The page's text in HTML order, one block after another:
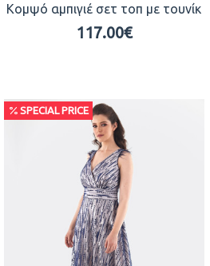
Κομψό αμπιγιέ σετ τοπ με τουνίκ
117.00€
SPECIAL PRICE